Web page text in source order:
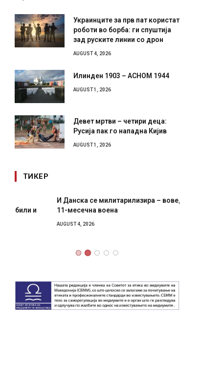
Украинците за прв пат користат
роботи во борба: ги спуштија
зад руските линии со дрон
AUGUST 4, 2026
Илинден 1903 – АСНОМ 1944
AUGUST 1, 2026
Девет мртви – четири деца:
Русија пак го нападна Кијив
AUGUST 1, 2026
ТИКЕР
И Данска се милитарилизира – воведува нова
11-месечна воена